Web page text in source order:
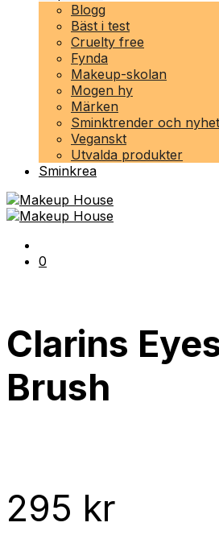
Blogg
Bäst i test
Cruelty free
Fynda
Makeup-skolan
Mogen hy
Märken
Sminktrender och
Veganskt
Utvalda produkter
Sminkrea
0
Clarins
Brush
295 kr